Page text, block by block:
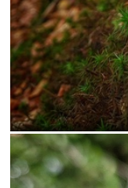
večer hory
model namestie
BW Devín
v autoportrét
ZIMA auto